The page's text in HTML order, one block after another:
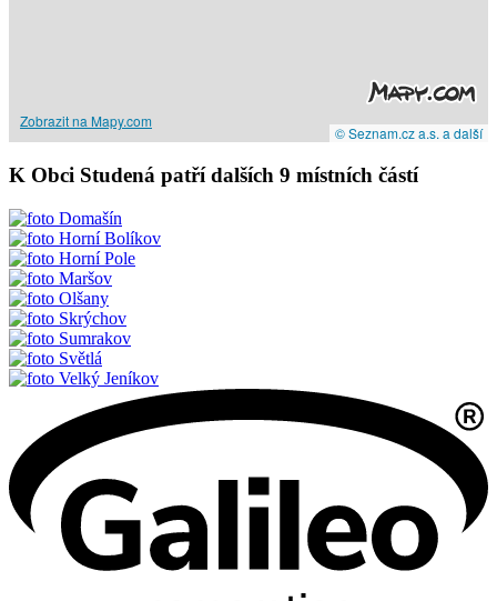
Zobrazit na Mapy.com
© Seznam.cz a.s. a další
K Obci Studená patří dalších 9 místních částí
Domašín
Horní Bolíkov
Horní Pole
Maršov
Olšany
Skrýchov
Sumrakov
Světlá
Velký Jeníkov